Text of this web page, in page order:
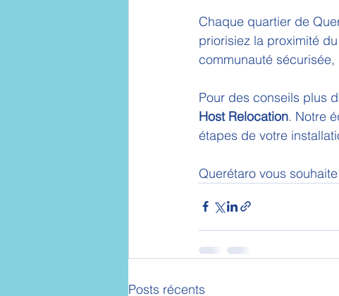
Chaque quartier de
priorisiez la proximité
communauté
Pour des conseils plus
Host Relocation. Notre
étapes de votre
Querétaro vous
Posts récents